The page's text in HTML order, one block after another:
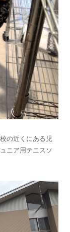
の近くにある児
ニア用テニスソ